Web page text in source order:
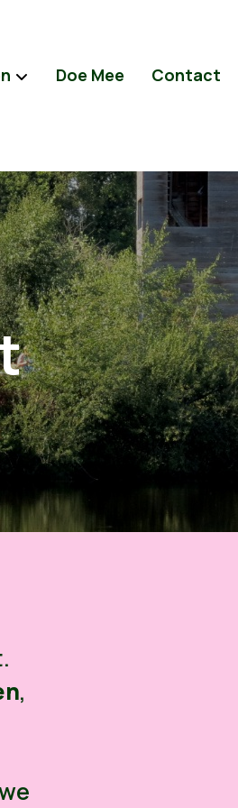
Doe Mee Contact
,